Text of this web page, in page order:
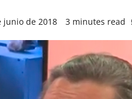
junio de 2018 3 minutes read